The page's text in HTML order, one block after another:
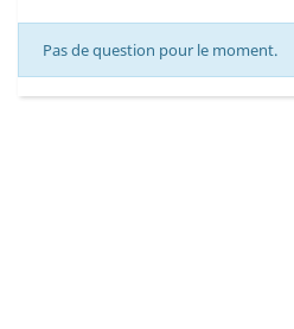
Pas de question pour le moment.